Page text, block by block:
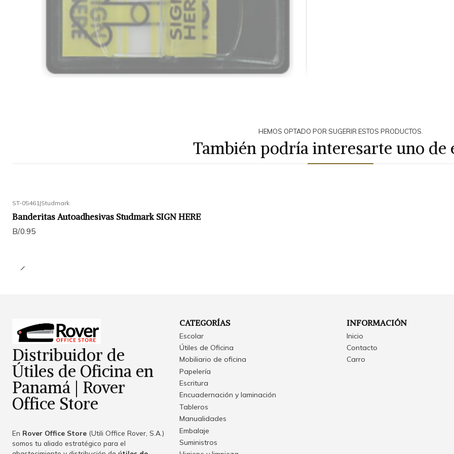
HEMOS OPTADO POR SUGERIR ESTOS PRODUCTOS.
También podría interesarte uno de
ST-05461|Studmark
Banderitas Autoadhesivas Studmark SIGN HERE
B/.0.95
Distribuidor de
Útiles de Oficina en
Panamá | Rover
Office Store
En Rover Office Store (Utili Office Rover, S.A.)
somos tu aliado estratégico para el
CATEGORÍAS
Escolar
Útiles de Oficina
Mobiliario de oficina
Papelería
Escritura
Encuadernación y laminación
Tableros
Manualidades
Embalaje
Suministros
INFORMACIÓN
Inicio
Contacto
Carro